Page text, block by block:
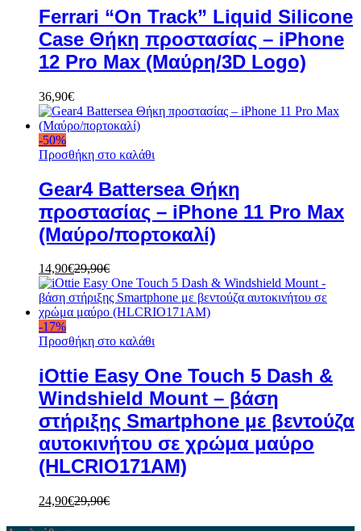
Ferrari “On Track” Liquid Silicone
Case Θήκη προστασίας – iPhone
12 Pro Max (Μαύρη/3D Logo)
36,90€
-50%
Προσθήκη στο καλάθι
Gear4 Battersea Θήκη
προστασίας – iPhone 11 Pro Max
(Μαύρο/πορτοκαλί)
14,90€29,90€
-17%
Προσθήκη στο καλάθι
iOttie Easy One Touch 5 Dash &
Windshield Mount – βάση
στήριξης Smartphone με βεντούζα
αυτοκινήτου σε χρώμα μαύρο
(HLCRIO171AM)
24,90€29,90€